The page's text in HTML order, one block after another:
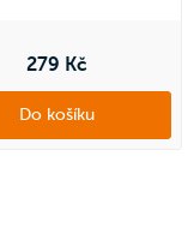
279 Kč
Do košíku